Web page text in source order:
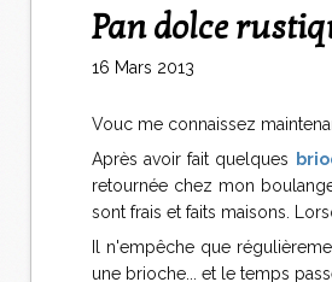
Pan dolce
16 Mars 2013
Vouc me connaissez
Après avoir fait quelques
retournée chez mon
sont frais et faits maisons.
Il n'empêche que
une brioche... et le temps